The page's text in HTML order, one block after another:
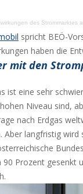
des Strommarktes
spricht BEÖ-
haben die
mit den
ist eine sehr
Niveau sind,
nach Erdgas
Aber langfristig
Prozent gesenkt